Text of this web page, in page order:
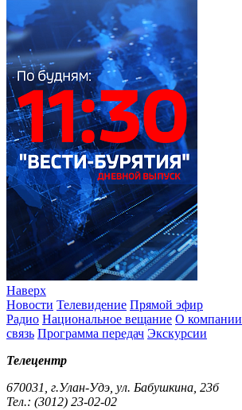
Наверх
Новости Телевидение Прямой эфир
Радио Национальное вещание О компании
связь Программа передач Экскурсии
Телецентр
670031, г.Улан-Удэ, ул. Бабушкина, 23б
Тел.: (3012) 23-02-02